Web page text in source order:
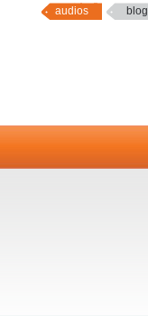
audios blog